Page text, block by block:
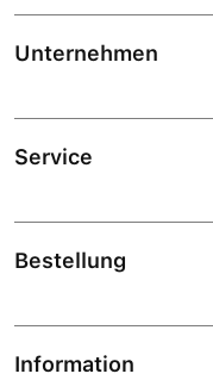
Unternehmen
Service
Bestellung
Information